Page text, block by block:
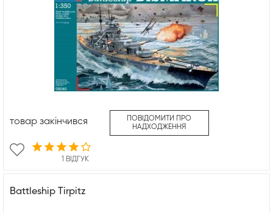
1 ВІДГУК
товар закінчився
ПОВІДОМИТИ ПРО
НАДХОДЖЕННЯ
Battleship Tirpitz